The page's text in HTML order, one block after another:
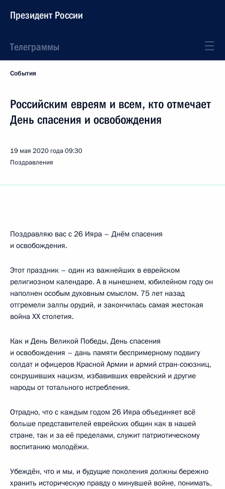
Президент России
Телеграммы
События
Российским евреям и всем, кто отмечает
День спасения и освобождения
19 мая 2020 года09:30
Поздравления
Поздравляю вас с 26 Ияра – Днём спасения
и освобождения.
Этот праздник – один из важнейших в еврейском
религиозном календаре. А в нынешнем, юбилейном году он
наполнен особым духовным смыслом. 75 лет назад
отгремели залпы орудий, и закончилась самая жестокая
война XX столетия.
Как и День Великой Победы, День спасения
и освобождения – дань памяти беспримерному подвигу
солдат и офицеров Красной Армии и армий стран-союзниц,
сокрушивших нацизм, избавивших еврейский и другие
народы от тотального истребления.
Отрадно, что с каждым годом 26 Ияра объединяет всё
больше представителей еврейских общин как в нашей
стране, так и за её пределами, служит патриотическому
воспитанию молодёжи.
Убеждён, что и мы, и будущие поколения должны бережно
хранить историческую правду о минувшей войне, понимать,